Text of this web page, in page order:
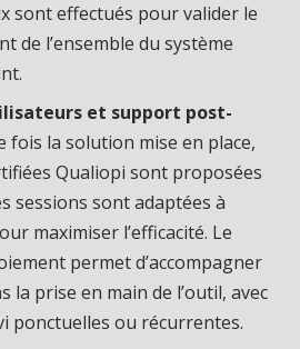
sont effectués pour valider le
de l’ensemble du système
et support post-
fois la solution mise en place,
Qualiopi sont proposées
sessions sont adaptées à
maximiser l’efficacité. Le
permet d’accompagner
la prise en main de l’outil, avec
ponctuelles ou récurrentes.